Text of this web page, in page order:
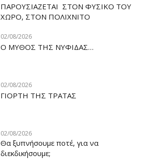
ΠΑΡΟΥΣΙΑΖΕΤΑΙ ΣΤΟΝ ΦΥΣΙΚΟ ΤOY
ΧΩΡΟ, ΣΤΟΝ ΠΟΛΙΧΝΙΤΟ
02/08/2026
Ο ΜΥΘΟΣ ΤΗΣ ΝΥΦΙΔΑΣ…
02/08/2026
ΓΙΟΡΤΗ ΤΗΣ ΤΡΑΤΑΣ
02/08/2026
Θα ξυπνήσουμε ποτέ, για να
διεκδικήσουμε;